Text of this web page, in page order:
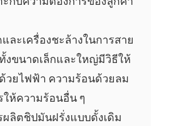
ละเครื่องชะล้างในการสาย
งขนาดเล็กและใหญ่มีวิธีให้
วยไฟฟ้า ความร้อนด้วยลม
ให้ความร้อนอื่น ๆ
ผลิตชิปมันฝรั่งแบบดั้งเดิม